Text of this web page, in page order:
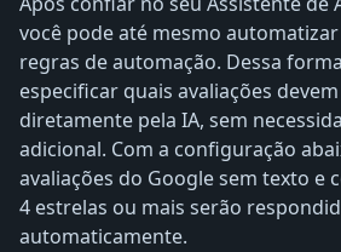
você pode até mesmo
regras de automação. Dessa
especificar quais avaliações
diretamente pela IA, sem
adicional. Com a configuração
avaliações do Google sem texto e
4 estrelas ou mais serão
automaticamente.